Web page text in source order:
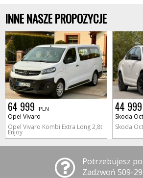
INNE NASZE PROPOZYCJE
64 999 PLN
Opel Vivaro
Opel Vivaro Kombi Extra Long 2,8t
Enjoy
44 999
Skoda
Skoda
Potrzebujesz
Zadzwoń 509-